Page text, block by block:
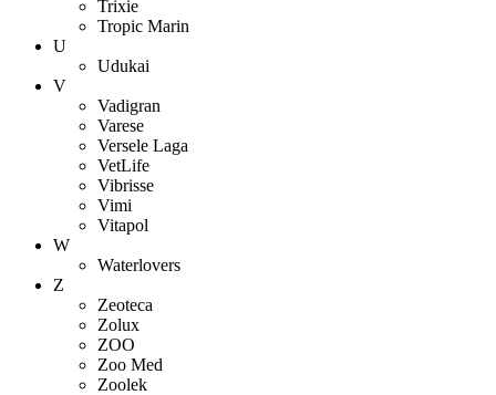
Trixie
Tropic Marin
U
Udukai
V
Vadigran
Varese
Versele Laga
VetLife
Vibrisse
Vimi
Vitapol
W
Waterlovers
Z
Zeoteca
Zolux
ZOO
Zoo Med
Zoolek